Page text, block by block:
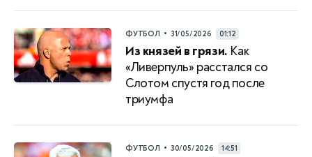
ФУТБОЛ • 31/05/2026 01:12
Из князей в грязи. Как
«Ливерпуль» расстался со
Слотом спустя год после
триумфа
ФУТБОЛ • 30/05/2026 14:51